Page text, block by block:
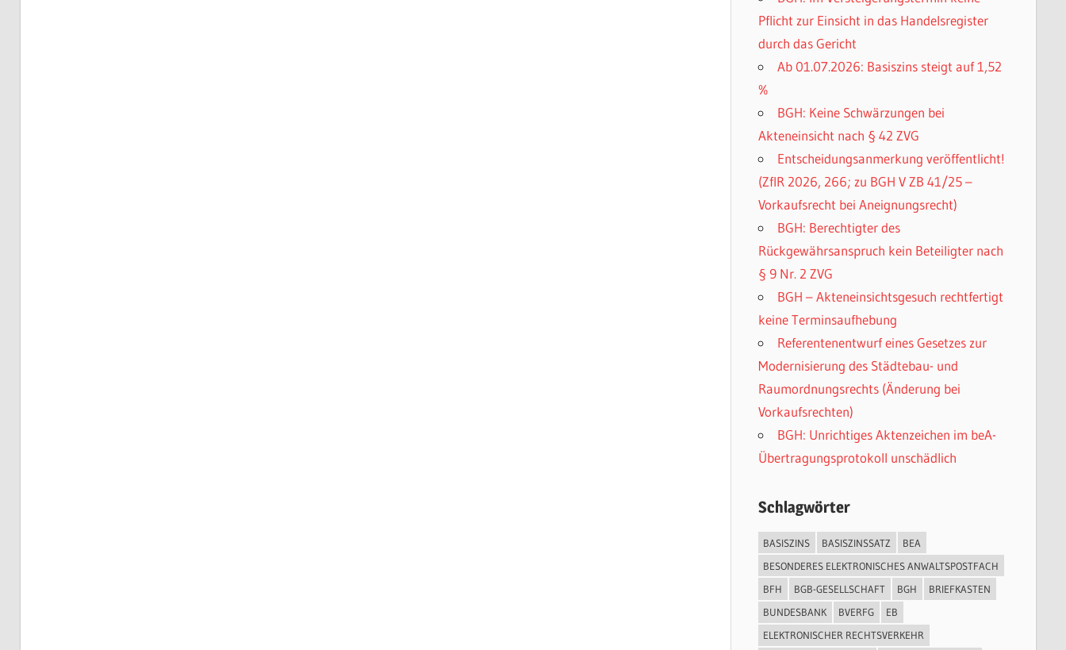
Pflicht zur Einsicht in das Handelsregister
durch das Gericht
Ab 01.07.2026: Basiszins steigt auf 1,52
%
BGH: Keine Schwärzungen bei
Akteneinsicht nach § 42 ZVG
Entscheidungsanmerkung veröffentlicht!
(ZfIR 2026, 266; zu BGH V ZB 41/25 –
Vorkaufsrecht bei Aneignungsrecht)
BGH: Berechtigter des
Rückgewährsanspruch kein Beteiligter nach
§ 9 Nr. 2 ZVG
BGH – Akteneinsichtsgesuch rechtfertigt
keine Terminsaufhebung
Referentenentwurf eines Gesetzes zur
Modernisierung des Städtebau- und
Raumordnungsrechts (Änderung bei
Vorkaufsrechten)
BGH: Unrichtiges Aktenzeichen im beA-
Übertragungsprotokoll unschädlich
Schlagwörter
BASISZINS BASISZINSSATZ
BEA
BESONDERES ELEKTRONISCHES ANWALTSPOSTFACH
BFH
BGB-GESELLSCHAFT BGH
BRIEFKASTEN
BUNDESBANK
BVERFG
EB
ELEKTRONISCHER RECHTSVERKEHR